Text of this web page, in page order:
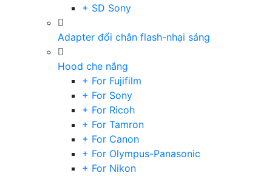
+ SD Sony
Adapter đổi chân flash-nhại sáng
Hood che nắng
+ For Fujifilm
+ For Sony
+ For Ricoh
+ For Tamron
+ For Canon
+ For Olympus-Panasonic
+ For Nikon